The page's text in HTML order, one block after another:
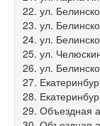
ул.
ул.
ул.
ул.
ул.
Объездная